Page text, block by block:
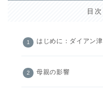
目次
はじめに：ダイアン
母親の影響